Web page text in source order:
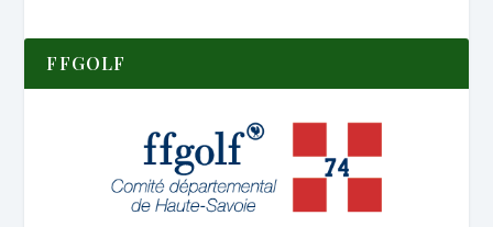
FFGOLF